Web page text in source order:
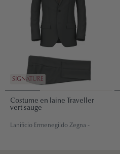
SIGNATURE
Costume en laine Traveller
vert sauge
Lanificio Ermenegildo Zegna -